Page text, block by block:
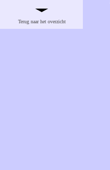
Trom VIII / Ten
onder
Terug naar het overzicht